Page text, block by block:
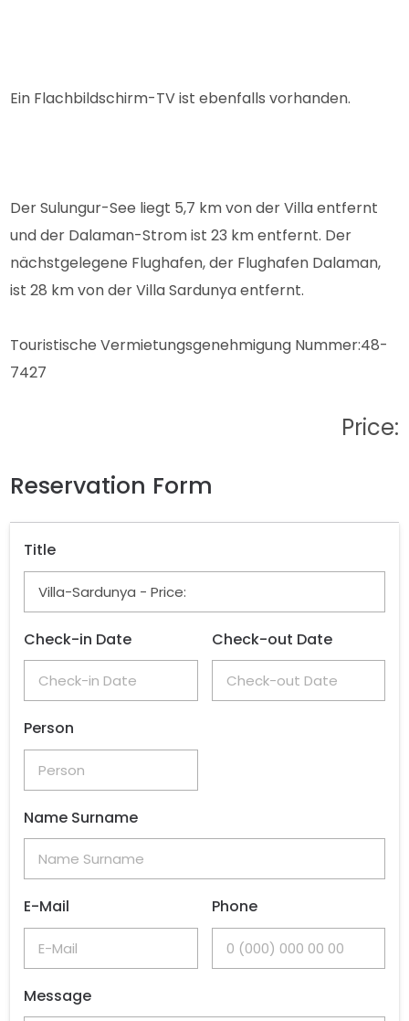
Ein Flachbildschirm-TV ist ebenfalls vorhanden.
Der Sulungur-See liegt 5,7 km von der Villa entfernt
und der Dalaman-Strom ist 23 km entfernt. Der
nächstgelegene Flughafen, der Flughafen Dalaman,
ist 28 km von der Villa Sardunya entfernt.
Touristische Vermietungsgenehmigung Nummer:48-
7427
Price:
Reservation Form
Title
Check-in Date Check-out Date
Person
Name Surname
E-Mail Phone
Message